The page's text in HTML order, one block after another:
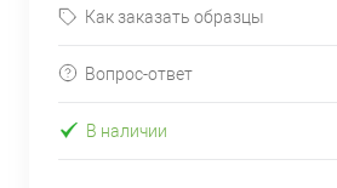
Как заказать образцы
Вопрос-ответ
В наличии